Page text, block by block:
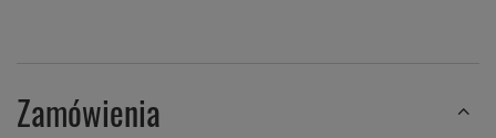
Zamówienia